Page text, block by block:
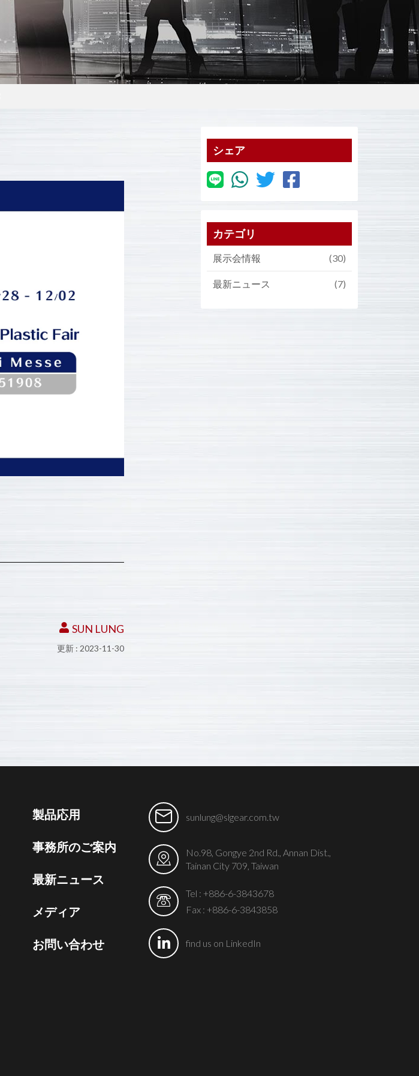
SUN LUNG
更新 : 2023-11-30
シェア
カテゴリ
展示会情報 (30)
最新ニュース (7)
製品応用
事務所のご案内
最新ニュース
メディア
お問い合わせ
sunlung@slgear.com.tw
No.98, Gongye 2nd Rd., Annan Dist.,
Tainan City 709, Taiwan
Tel : +886-6-3843678
Fax : +886-6-3843858
find us on LinkedIn